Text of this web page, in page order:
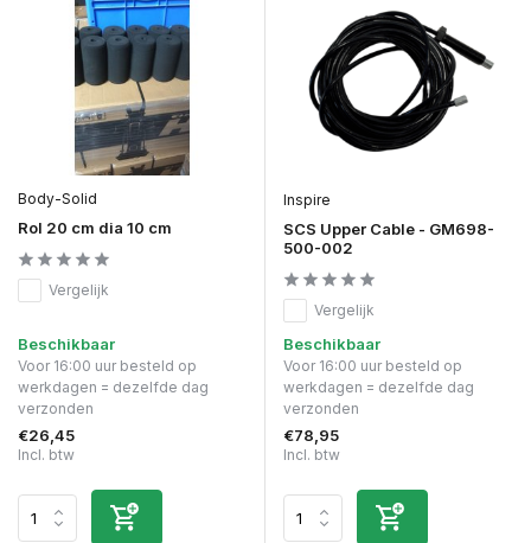
Body-Solid
Rol 20 cm dia 10 cm
Vergelijk
Beschikbaar
Voor 16:00 uur besteld op
werkdagen = dezelfde dag
verzonden
€26,45
Incl. btw
Inspire
SCS Upper Cable - GM698-
500-002
Vergelijk
Beschikbaar
Voor 16:00 uur besteld op
werkdagen = dezelfde dag
verzonden
€78,95
Incl. btw